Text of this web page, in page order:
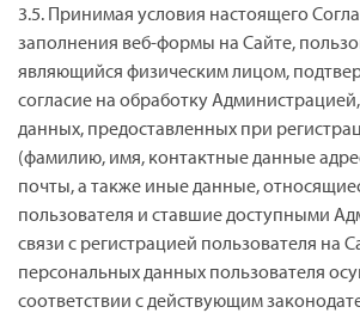
3.5. Принимая условия настоящего
заполнения веб-формы на Сайте,
являющийся физическим лицом,
согласие на обработку
данных, предоставленных при
(фамилию, имя, контактные данные
почты, а также иные данные,
пользователя и ставшие доступными
связи с регистрацией пользователя на
персональных данных пользователя
соответствии с действующим